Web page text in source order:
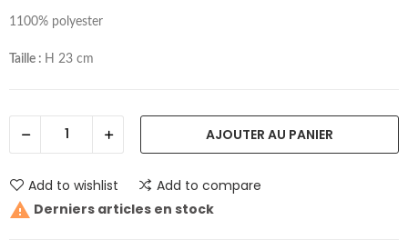
1100% polyester
Taille : H 23 cm
AJOUTER AU PANIER
Add to wishlist Add to compare
 Derniers articles en stock